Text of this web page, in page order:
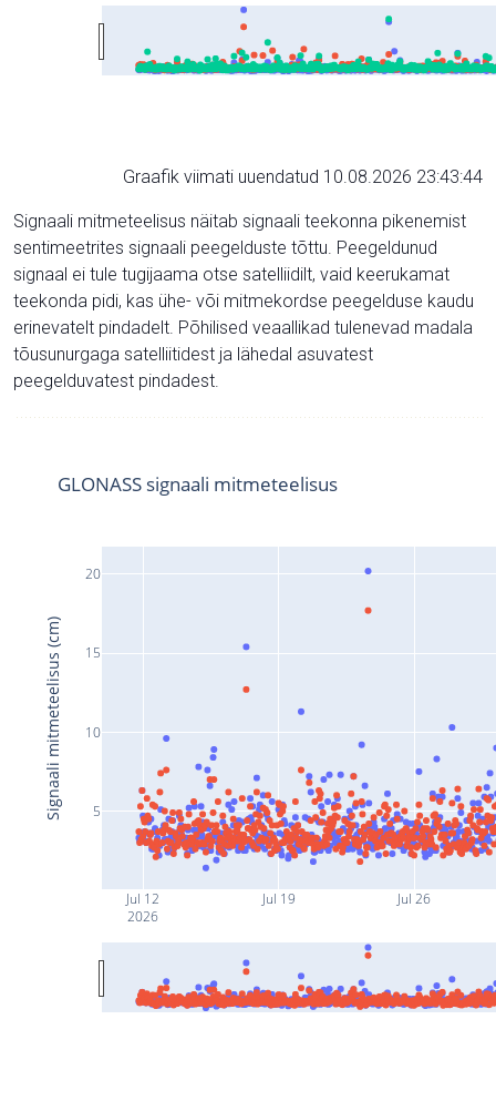
Graafik viimati uuendatud 10.08.2026 23:43:44
Signaali mitmeteelisus näitab signaali teekonna pikenemist
sentimeetrites signaali peegelduste tõttu. Peegeldunud
signaal ei tule tugijaama otse satelliidilt, vaid keerukamat
teekonda pidi, kas ühe- või mitmekordse peegelduse kaudu
erinevatelt pindadelt. Põhilised veaallikad tulenevad madala
tõusunurgaga satelliitidest ja lähedal asuvatest
peegelduvatest pindadest.
Jul 12
2026
Jul 19 Jul 26
5
10
15
20
GLONASS signaali mitmeteelisus
Signaali mitmeteelisus (cm)